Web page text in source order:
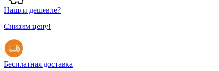
Нашли дешевле?
Снизим цену!
Бесплатная доставка